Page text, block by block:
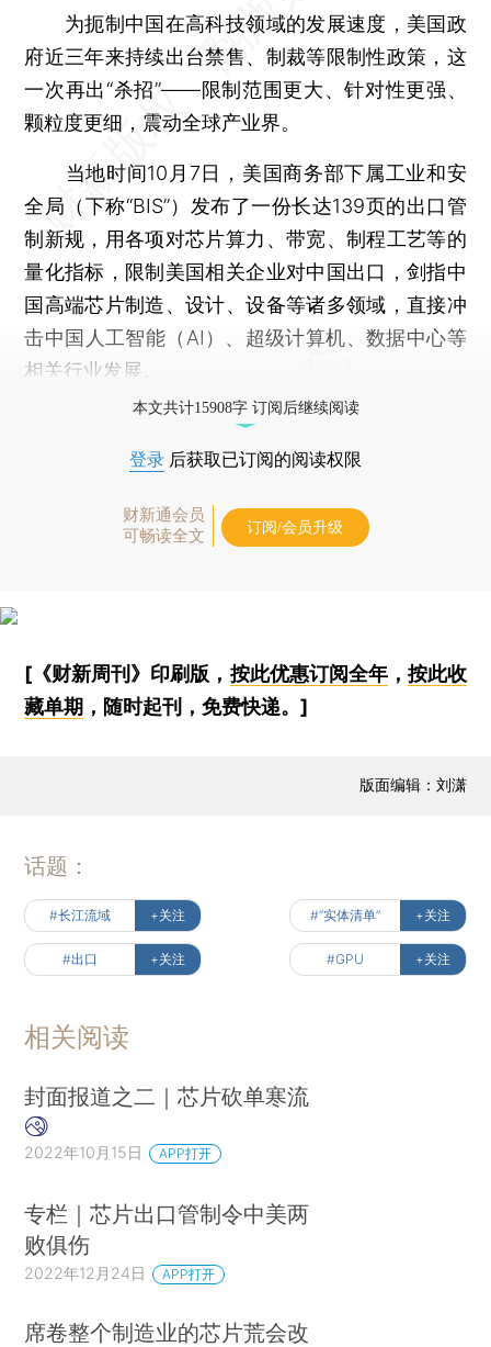
为扼制中国在高科技领域的发展速度，美国政
府近三年来持续出台禁售、制裁等限制性政策，这
一次再出“杀招”——限制范围更大、针对性更强、
颗粒度更细，震动全球产业界。
当地时间10月7日，美国商务部下属工业和安
全局（下称“BIS”）发布了一份长达139页的出口管
制新规，用各项对芯片算力、带宽、制程工艺等的
量化指标，限制美国相关企业对中国出口，剑指中
国高端芯片制造、设计、设备等诸多领域，直接冲
击中国人工智能（AI）、超级计算机、数据中心等
相关行业发展。
本文共计15908字 订阅后继续阅读
登录 后获取已订阅的阅读权限
财新通会员
可畅读全文
订阅/会员升级
[《财新周刊》印刷版， 按此优惠订阅全年， 按此收
藏单期 ，随时起刊，免费快递。]
版面编辑：刘潇
话题：
#长江流域 +关注 #“实体清单” +关注
#出口 +关注 #GPU +关注
相关阅读
封面报道之二｜芯片砍单寒流
2022年10月15日 APP打开
专栏｜芯片出口管制令中美两
败俱伤
2022年12月24日 APP打开
席卷整个制造业的芯片荒会改